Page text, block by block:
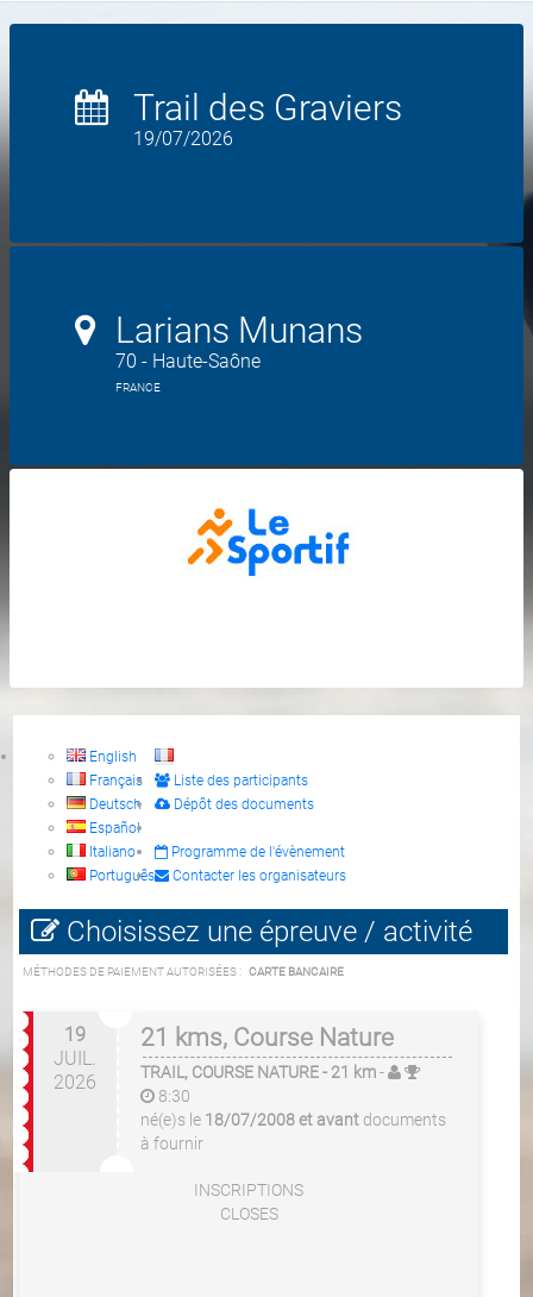
Trail des Graviers
19/07/2026
Larians Munans
70 - Haute-Saône
FRANCE
English
Français
Deutsch
Español
Italiano
Português
Liste des participants
Dépôt des documents
Programme de l'évènement
Contacter les organisateurs
Choisissez une épreuve / activité
MÉTHODES DE PAIEMENT AUTORISÉES : CARTE BANCAIRE
19
JUIL.
2026
21 kms, Course Nature
TRAIL, COURSE NATURE- 21 km-
8:30
né(e)s le 18/07/2008 et avant documents
à fournir
INSCRIPTIONS
CLOSES